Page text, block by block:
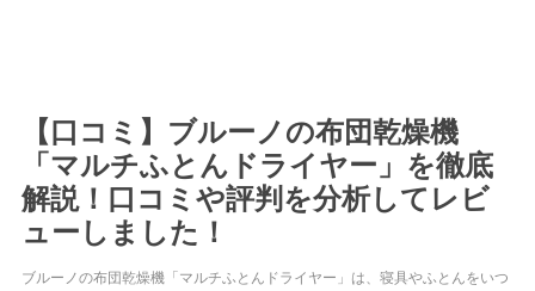
【口コミ】ブルーノの布団乾燥機
「マルチふとんドライヤー」を徹底
解説！口コミや評判を分析してレビ
ューしました！
ブルーノの布団乾燥機「マルチふとんドライヤー」は、寝具やふとんをいつ